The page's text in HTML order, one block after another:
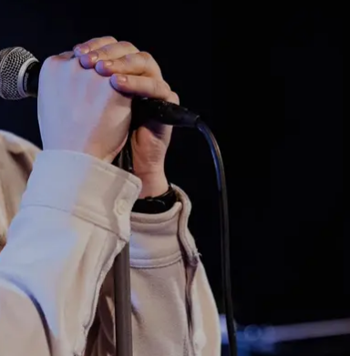
на которое я и так решался слишком
базовая подготовка. Кормят вкусно,
Мартынюк.